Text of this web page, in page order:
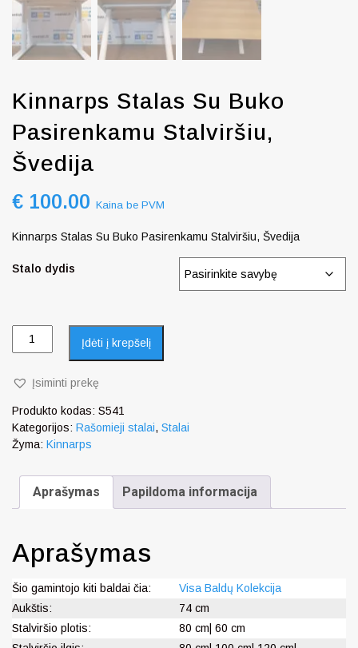
Kinnarps Stalas Su Buko
Pasirenkamu Stalviršiu,
Švedija
€ 100.00 Kaina be PVM
Kinnarps Stalas Su Buko Pasirenkamu Stalviršiu, Švedija
Stalo dydis
Įdėti į krepšelį
Įsiminti prekę
Produkto kodas: S541
Kategorijos: Rašomieji stalai, Stalai
Žyma: Kinnarps
Aprašymas Papildoma informacija
Aprašymas
Šio gamintojo kiti baldai čia:
Visa Baldų Kolekcija
Aukštis:
74 cm
Stalviršio plotis:
80 cm| 60 cm